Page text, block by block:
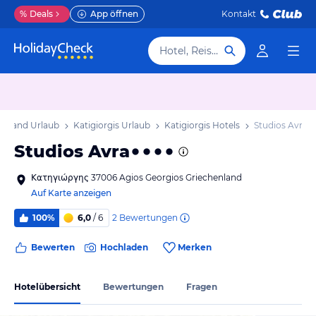
% Deals App öffnen Kontakt
Hotel, Reiseziel
Urlaub Katigiorgis Urlaub Katigiorgis Hotels Studios Avra
Studios Avra
Κατηγιώργης 37006 Agios Georgios Griechenland
Auf Karte anzeigen
100% 6,0 / 6 2 Bewertungen
Bewerten Hochladen Merken
Hotelübersicht Bewertungen Fragen